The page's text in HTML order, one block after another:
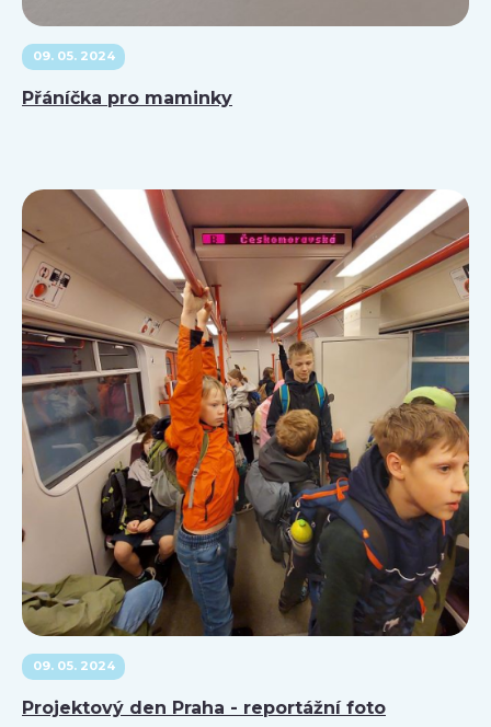
09. 05. 2024
Přáníčka pro maminky
09. 05. 2024
Projektový den Praha - reportážní foto